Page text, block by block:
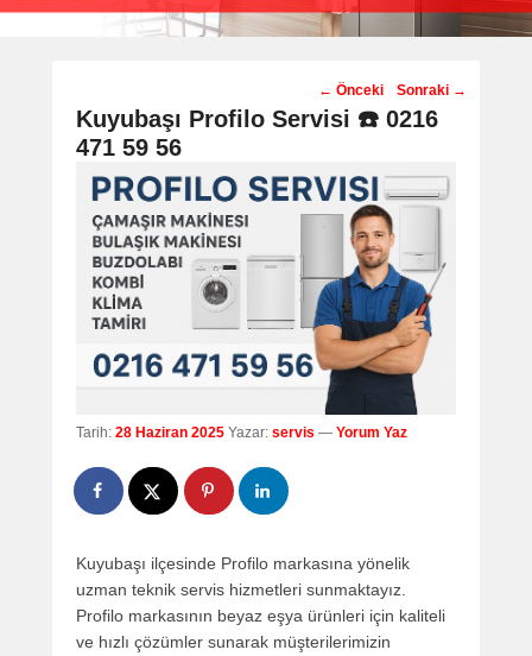
Post
navigation
← Önceki Sonraki →
Kuyubaşı Profilo Servisi ☎️ 0216
471 59 56
Tarih: 28 Haziran 2025 Yazar: servis — Yorum Yaz
Kuyubaşı ilçesinde Profilo markasına yönelik
uzman teknik servis hizmetleri sunmaktayız.
Profilo markasının beyaz eşya ürünleri için kaliteli
ve hızlı çözümler sunarak müşterilerimizin